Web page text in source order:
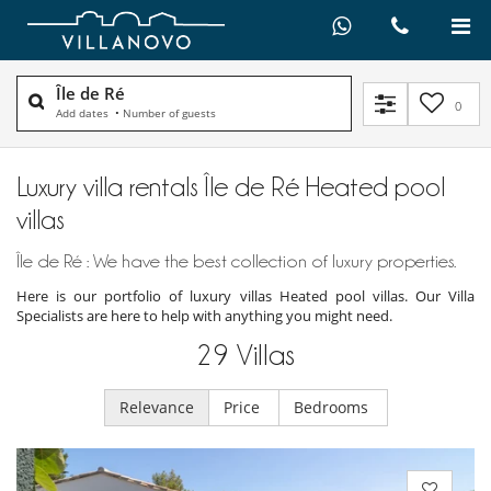
Île de Ré
Add dates • Number of guests 0
Luxury villa rentals Île de Ré Heated pool
villas
Île de Ré : We have the best collection of luxury properties.
Here is our portfolio of luxury villas Heated pool villas. Our Villa
Specialists are here to help with anything you might need.
29 Villas
Relevance Price Bedrooms